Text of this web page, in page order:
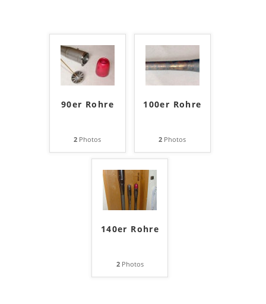
90er Rohre
2 Photos
100er Rohre
2 Photos
140er Rohre
2Photos